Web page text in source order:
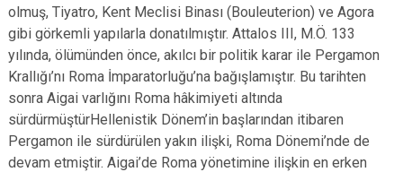
olmuş, Tiyatro, Kent Meclisi Binası (Bouleuterion) ve Agora
gibi görkemli yapılarla donatılmıştır. Attalos III, M.Ö. 133
yılında, ölümünden önce, akılcı bir politik karar ile Pergamon
Krallığı’nı Roma İmparatorluğu’na bağışlamıştır. Bu tarihten
sonra Aigai varlığını Roma hâkimiyeti altında
sürdürmüştürHellenistik Dönem’in başlarından itibaren
Pergamon ile sürdürülen yakın ilişki, Roma Dönemi’nde de
devam etmiştir. Aigai’de Roma yönetimine ilişkin en erken